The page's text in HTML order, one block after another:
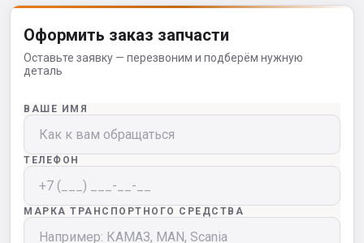
Оформить заказ запчасти
Оставьте заявку — перезвоним и подберём нужную
деталь
ВАШЕ ИМЯ
ТЕЛЕФОН
МАРКА ТРАНСПОРТНОГО СРЕДСТВА